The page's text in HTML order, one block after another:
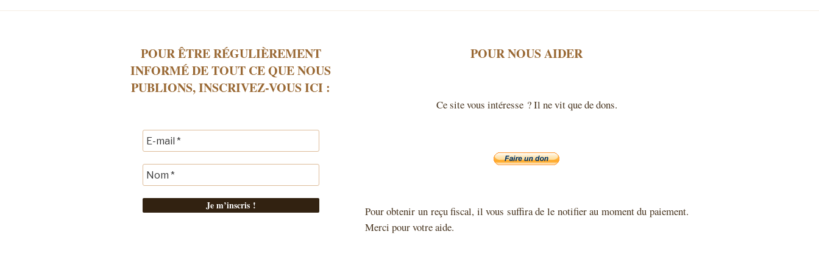
POUR ÊTRE RÉGULIÈREMENT
INFORMÉ DE TOUT CE QUE NOUS
PUBLIONS, INSCRIVEZ-VOUS ICI :
POUR NOUS AIDER
Ce site vous intéresse ? Il ne vit que de dons.
Pour obtenir un reçu fiscal, il vous suffira de le notifier au moment du paiement.
Merci pour votre aide.